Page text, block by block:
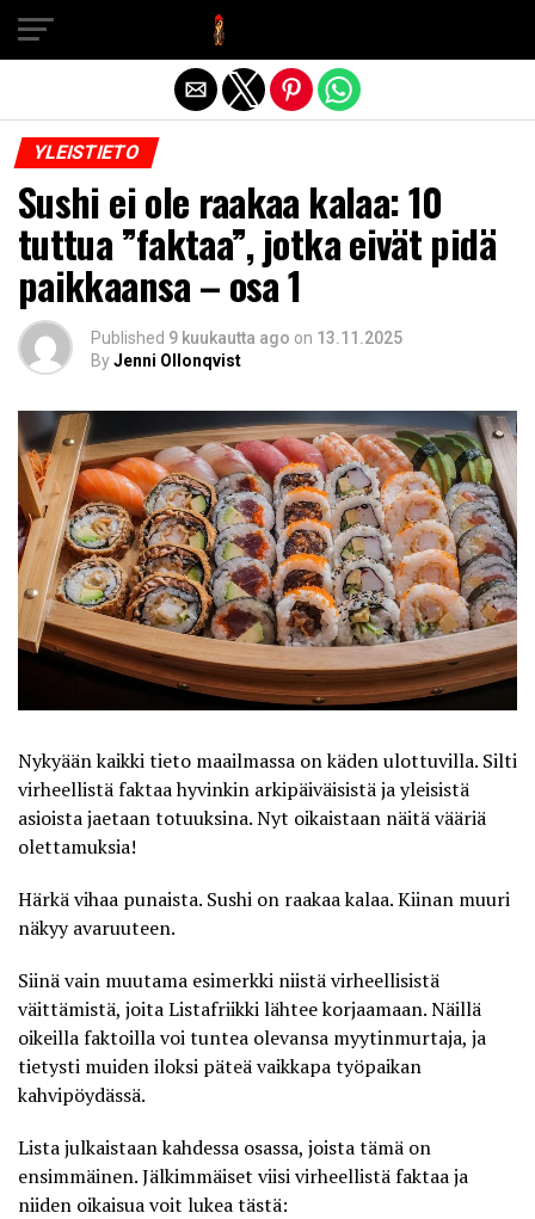
YLEISTIETO
Sushi ei ole raakaa kalaa: 10
tuttua ”faktaa”, jotka eivät pidä
paikkaansa – osa 1
Published 9 kuukautta ago on 13.11.2025
ByJenni Ollonqvist
Nykyään kaikki tieto maailmassa on käden ulottuvilla. Silti
virheellistä faktaa hyvinkin arkipäiväisistä ja yleisistä
asioista jaetaan totuuksina. Nyt oikaistaan näitä vääriä
olettamuksia!
Härkä vihaa punaista. Sushi on raakaa kalaa. Kiinan muuri
näkyy avaruuteen.
Siinä vain muutama esimerkki niistä virheellisistä
väittämistä, joitaListafriikkilähtee korjaamaan. Näillä
oikeilla faktoilla voi tuntea olevansa myytinmurtaja, ja
tietysti muiden iloksi päteä vaikkapa työpaikan
kahvipöydässä.
Lista julkaistaan kahdessa osassa, joista tämä on
ensimmäinen. Jälkimmäiset viisi virheellistä faktaa ja
niiden oikaisua voit lukea tästä:
Exit mobile version